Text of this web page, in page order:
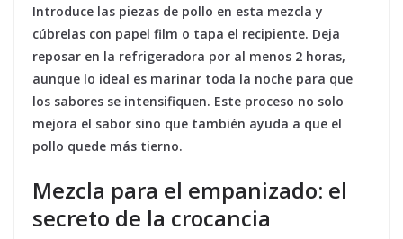
Introduce las piezas de pollo en esta mezcla y
cúbrelas con papel film o tapa el recipiente. Deja
reposar en la refrigeradora por al menos 2 horas,
aunque lo ideal es marinar toda la noche para que
los sabores se intensifiquen. Este proceso no solo
mejora el sabor sino que también ayuda a que el
pollo quede más tierno.
Mezcla para el empanizado: el
secreto de la crocancia